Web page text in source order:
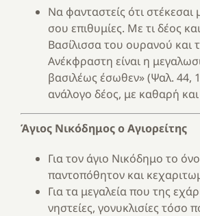
Να φανταστείς ότι
σου επιθυμίες. Με τι δέος
Βασίλισσα του ουρανού και
Ανέκφραστη είναι η
βασιλέως έσωθεν» (Ψαλ. 44,
ανάλογο δέος, με καθαρή
Άγιος Νικόδημοςο Αγιορείτης
Για τον άγιο Νικόδημο το
παντοπόθητον και
Για τα μεγαλεία που της
νηστείες, γονυκλισίες τόσο